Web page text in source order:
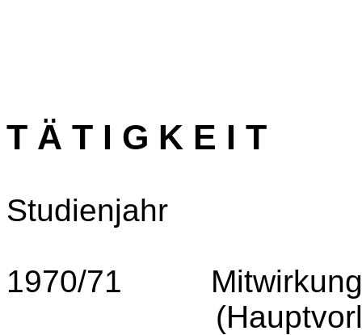
T Ä T I G K E I T
Studienjahr
1970/71